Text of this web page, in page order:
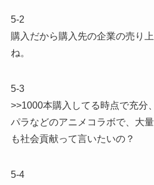
5-2
購入だから購入先の企業の売り
ね。
5-3
>>1000本購入してる時点で充分
パラなどのアニメコラボで、大
も社会貢献って言いたいの？
5-4